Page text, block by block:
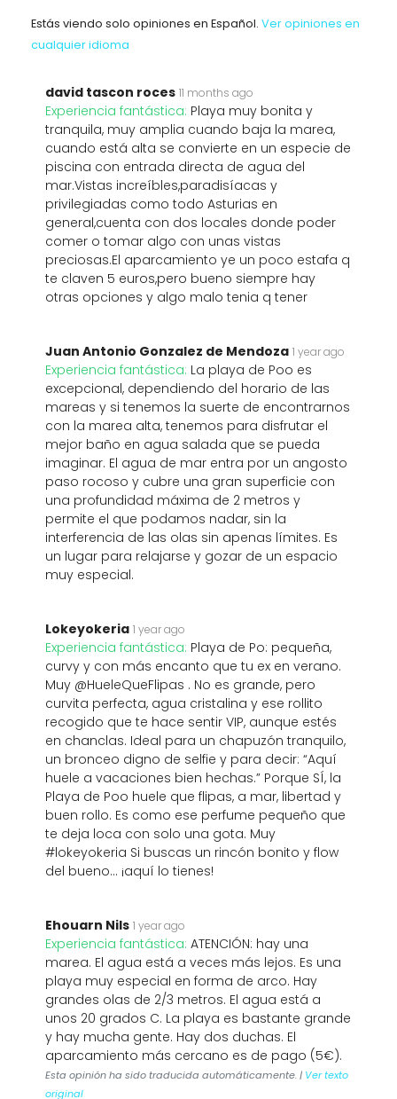
Estás viendo solo opiniones en Español. Ver opiniones en
cualquier idioma
david tascon roces 11 months ago
Experiencia fantástica: Playa muy bonita y
tranquila, muy amplia cuando baja la marea,
cuando está alta se convierte en un especie de
piscina con entrada directa de agua del
mar.Vistas increíbles,paradisíacas y
privilegiadas como todo Asturias en
general,cuenta con dos locales donde poder
comer o tomar algo con unas vistas
preciosas.El aparcamiento ye un poco estafa q
te claven 5 euros,pero bueno siempre hay
otras opciones y algo malo tenia q tener
Juan Antonio Gonzalez de Mendoza 1 year ago
Experiencia fantástica: La playa de Poo es
excepcional, dependiendo del horario de las
mareas y si tenemos la suerte de encontrarnos
con la marea alta, tenemos para disfrutar el
mejor baño en agua salada que se pueda
imaginar. El agua de mar entra por un angosto
paso rocoso y cubre una gran superficie con
una profundidad máxima de 2 metros y
permite el que podamos nadar, sin la
interferencia de las olas sin apenas límites. Es
un lugar para relajarse y gozar de un espacio
muy especial.
Lokeyokeria 1 year ago
Experiencia fantástica: Playa de Po: pequeña,
curvy y con más encanto que tu ex en verano.
Muy @HueleQueFlipas . No es grande, pero
curvita perfecta, agua cristalina y ese rollito
recogido que te hace sentir VIP, aunque estés
en chanclas. Ideal para un chapuzón tranquilo,
un bronceo digno de selfie y para decir: “Aquí
huele a vacaciones bien hechas.” Porque SÍ, la
Playa de Poo huele que flipas, a mar, libertad y
buen rollo. Es como ese perfume pequeño que
te deja loca con solo una gota. Muy
#lokeyokeria Si buscas un rincón bonito y flow
del bueno... ¡aquí lo tienes!
Ehouarn Nils 1 year ago
Experiencia fantástica: ATENCIÓN: hay una
marea. El agua está a veces más lejos. Es una
playa muy especial en forma de arco. Hay
grandes olas de 2/3 metros. El agua está a
unos 20 grados C. La playa es bastante grande
y hay mucha gente. Hay dos duchas. El
aparcamiento más cercano es de pago (5€).
Esta opinión ha sido traducida automáticamente. | Ver texto
original